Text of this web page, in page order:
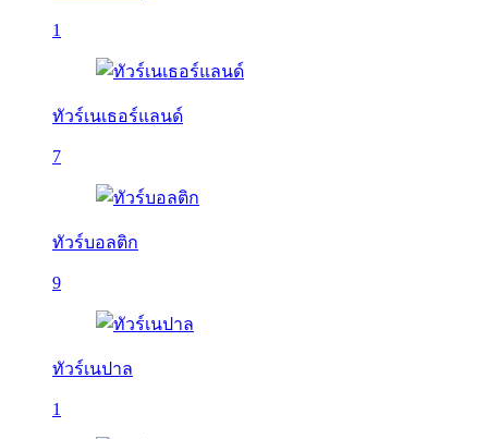
1
ทัวร์เนเธอร์แลนด์
7
ทัวร์บอลติก
9
ทัวร์เนปาล
1